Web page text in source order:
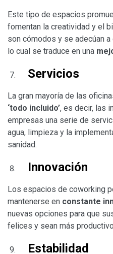
Este tipo de espacios
fomentan la creatividad y el
son cómodos y se adecúan
lo cual se traduce en una
Servicios
La gran mayoría de las
‘todo incluido’, es decir, las
empresas una serie de
agua, limpieza y la
sanidad.
Innovación
Los espacios de coworking
mantenerse en constante
nuevas opciones para que
felices y sean más
Estabilidad